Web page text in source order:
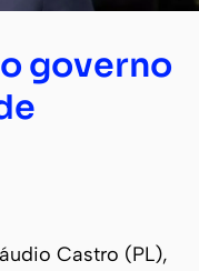
governo
Castro (PL),